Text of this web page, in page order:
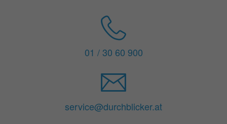
01 / 30 60 900
service@durchblicker.at